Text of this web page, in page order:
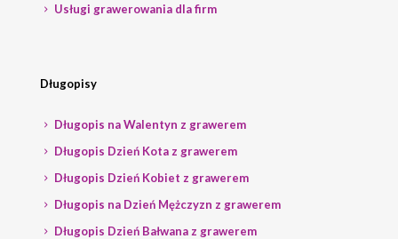
Usługi grawerowania dla firm
Długopisy
Długopis na Walentyn z grawerem
Długopis Dzień Kota z grawerem
Długopis Dzień Kobiet z grawerem
Długopis na Dzień Mężczyzn z grawerem
Długopis Dzień Bałwana z grawerem